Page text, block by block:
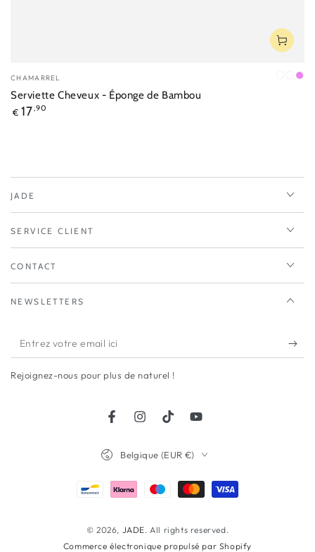
Fournisseur:
CHAMARREL GrisEcru
Serviette Cheveux - Éponge de Bambou
Prix
€ 17 ,90
JADE
SERVICE CLIENT
CONTACT
NEWSLETTERS
Entrez
votre
email
Rejoignez-nous pour plus de naturel !
FacebookInstagramTikTokYouTube
© 2026, JADE. All rights reserved.
Commerce électronique propulsé par Shopify
Belgique (EUR €)